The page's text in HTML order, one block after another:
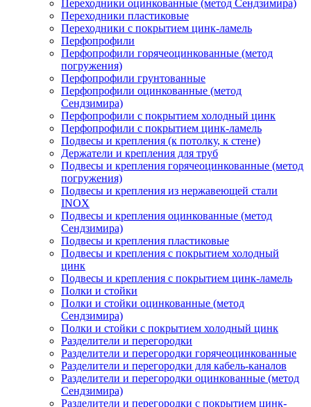
Переходники оцинкованные (метод Сендзимира)
Переходники пластиковые
Переходники с покрытием цинк-ламель
Перфопрофили
Перфопрофили горячеоцинкованные (метод
погружения)
Перфопрофили грунтованные
Перфопрофили оцинкованные (метод
Сендзимира)
Перфопрофили с покрытием холодный цинк
Перфопрофили с покрытием цинк-ламель
Подвесы и крепления (к потолку, к стене)
Держатели и крепления для труб
Подвесы и крепления горячеоцинкованные (метод
погружения)
Подвесы и крепления из нержавеющей стали
INOX
Подвесы и крепления оцинкованные (метод
Сендзимира)
Подвесы и крепления пластиковые
Подвесы и крепления с покрытием холодный
цинк
Подвесы и крепления с покрытием цинк-ламель
Полки и стойки
Полки и стойки оцинкованные (метод
Сендзимира)
Полки и стойки с покрытием холодный цинк
Разделители и перегородки
Разделители и перегородки горячеоцинкованные
Разделители и перегородки для кабель-каналов
Разделители и перегородки оцинкованные (метод
Сендзимира)
Разделители и перегородки с покрытием цинк-